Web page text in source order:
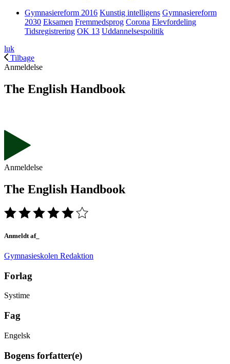
Gymnasiereform 2016 Kunstig intelligens Gymnasiereform
2030 Eksamen Fremmedsprog Corona Elevfordeling
Tidsregistrering OK 13 Uddannelsespolitik
luk
Tilbage
Anmeldelse
The English Handbook
Anmeldelse
The English Handbook
Anmeldt af_
Gymnasieskolen Redaktion
Forlag
Systime
Fag
Engelsk
Bogens forfatter(e)